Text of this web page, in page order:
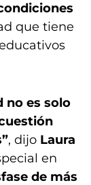
que tiene
no es solo
, dijo Laura
en
de más